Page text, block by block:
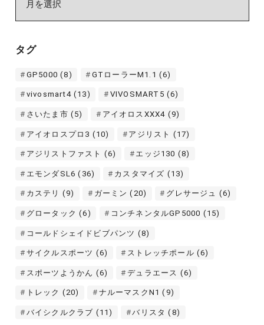
ブ
タグ
GP5000 (8) GTローラーM1.1 (6)
vivosmart4(13) VIVOSMART5 (6)
さいたま市 (5) アイオロスXXX4 (9)
アイオロスプロ3 (10) アジリスト (17)
アジリストファスト (6) エッジ130 (8)
エモンダSL6 (36) カスタマイズ (13)
カステリ (9) ガーミン (20) グレサージュ (6)
グロータック (6) コンチネンタルGP5000 (15)
コールドシェイドビブパンツ (8)
サイクルスポーツ (6) ストレッチポール (6)
スポーツようかん (6) デュラエース (6)
トレック (20) ナルーマスクN1 (9)
バイシクルクラブ (11) バリスタ (8)